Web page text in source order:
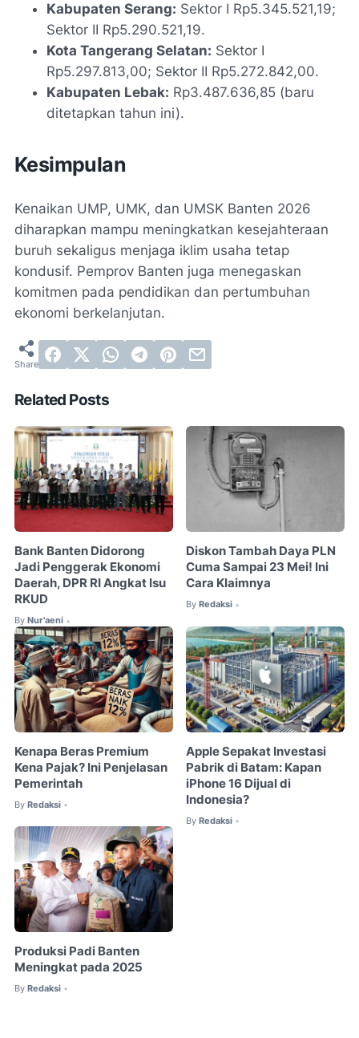
Kabupaten Serang: Sektor I Rp5.345.521,19;
Sektor II Rp5.290.521,19.
Kota Tangerang Selatan: Sektor I
Rp5.297.813,00; Sektor II Rp5.272.842,00.
Kabupaten Lebak: Rp3.487.636,85 (baru
ditetapkan tahun ini).
Kesimpulan
Kenaikan UMP, UMK, dan UMSK Banten 2026
diharapkan mampu meningkatkan kesejahteraan
buruh sekaligus menjaga iklim usaha tetap
kondusif. Pemprov Banten juga menegaskan
komitmen pada pendidikan dan pertumbuhan
ekonomi berkelanjutan.
Related Posts
Bank Banten Didorong
Jadi Penggerak Ekonomi
Daerah, DPR RI Angkat Isu
RKUD
By Nur'aeni •
Diskon Tambah Daya PLN
Cuma Sampai 23 Mei! Ini
Cara Klaimnya
By Redaksi •
Kenapa Beras Premium
Kena Pajak? Ini Penjelasan
Pemerintah
By Redaksi •
Apple Sepakat Investasi
Pabrik di Batam: Kapan
iPhone 16 Dijual di
Indonesia?
By Redaksi •
Produksi Padi Banten
Meningkat pada 2025
By Redaksi •